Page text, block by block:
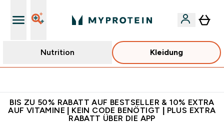
Nutrition Kleidung
BIS ZU 50% RABATT AUF BESTSELLER & 10% EXTRA
AUF VITAMINE | KEIN CODE BENÖTIGT | PLUS EXTRA
RABATT ÜBER DIE APP